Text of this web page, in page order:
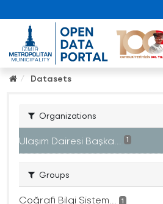
Datasets
Organizations
Ulaşım Dairesi Başka... 1
Groups
Coğrafi Bilgi Sistem... 1